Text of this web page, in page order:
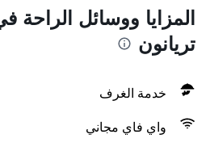
المزايا ووسائل
تريانون
خدمة الغرف
واي فاي مجاني